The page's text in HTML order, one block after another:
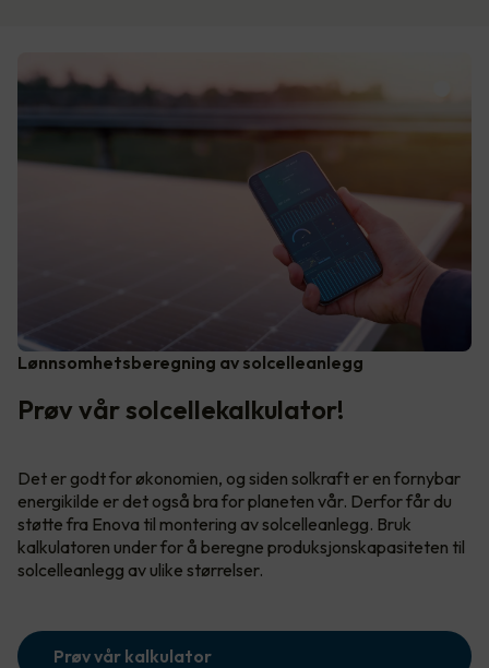
Lønnsomhetsberegning av solcelleanlegg
Prøv vår solcellekalkulator!
Det er godt for økonomien, og siden solkraft er en fornybar
energikilde er det også bra for planeten vår. Derfor får du
støtte fra Enova til montering av solcelleanlegg. Bruk
kalkulatoren under for å beregne produksjonskapasiteten til
solcelleanlegg av ulike størrelser.
Prøv vår kalkulator